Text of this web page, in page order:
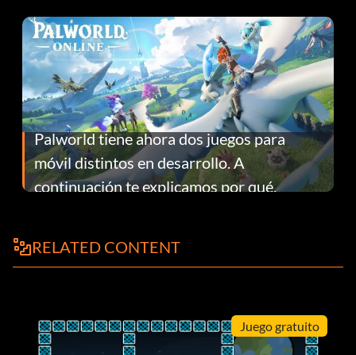
Palworld tiene ahora dos juegos para
móvil distintos en desarrollo. A
continuación te explicamos por qué.
RELATED CONTENT
Juego gratuito